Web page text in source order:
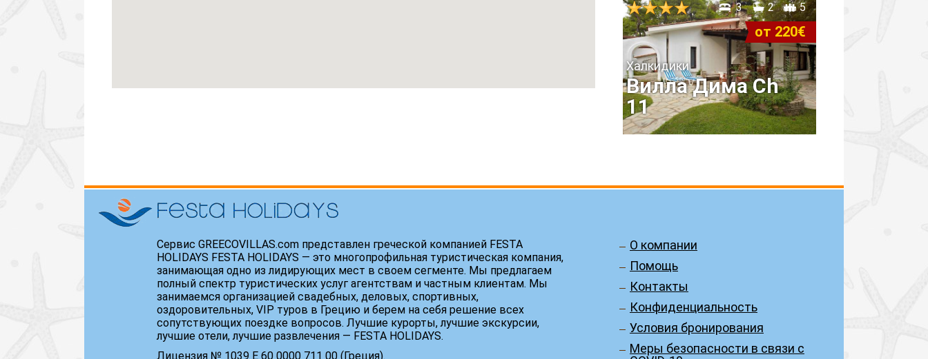
3 2 5
от 220€
Халкидики
Вилла Дима Ch
11
Сервис GREECOVILLAS.com представлен греческой компанией FESTA
HOLIDAYS FESTA HOLIDAYS — это многопрофильная туристическая компания,
занимающая одно из лидирующих мест в своем сегменте. Мы предлагаем
полный спектр туристических услуг агентствам и частным клиентам. Мы
занимаемся организацией свадебных, деловых, спортивных,
оздоровительных, VIP туров в Грецию и берем на себя решение всех
сопутствующих поездке вопросов. Лучшие курорты, лучшие экскурсии,
лучшие отели, лучшие развлечения — FESTA HOLIDAYS.
Лицензия № 1039 Е 60 0000 711 00 (Греция).
О компании
Помощь
Контакты
Конфиденциальность
Условия бронирования
Меры безопасности в связи с